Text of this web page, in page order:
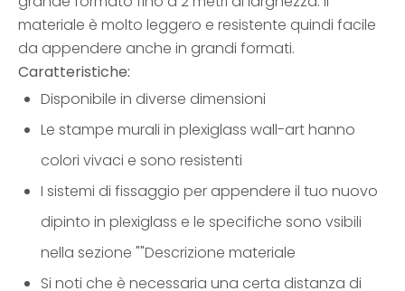
materiale è molto leggero e resistente quindi facile
da appendere anche in grandi formati.
Caratteristiche:
Disponibile in diverse dimensioni
Le stampe murali in plexiglass wall-art hanno
colori vivaci e sono resistenti
I sistemi di fissaggio per appendere il tuo nuovo
dipinto in plexiglass e le specifiche sono vsibili
nella sezione ""Descrizione materiale
Si noti che è necessaria una certa distanza di